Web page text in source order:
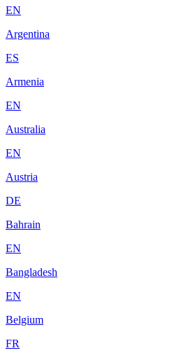
EN
Argentina
ES
Armenia
EN
Australia
EN
Austria
DE
Bahrain
EN
Bangladesh
EN
Belgium
FR